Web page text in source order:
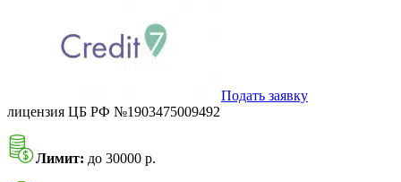
Подать заявку
лицензия ЦБ РФ №1903475009492
Лимит: до 30000 р.